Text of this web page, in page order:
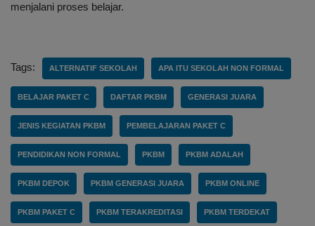
menjalani proses belajar.
Tags: ALTERNATIF SEKOLAH APA ITU SEKOLAH NON FORMAL
BELAJAR PAKET C DAFTAR PKBM GENERASI JUARA
JENIS KEGIATAN PKBM PEMBELAJARAN PAKET C
PENDIDIKAN NON FORMAL PKBM PKBM ADALAH
PKBM DEPOK PKBM GENERASI JUARA PKBM ONLINE
PKBM PAKET C PKBM TERAKREDITASI PKBM TERDEKAT